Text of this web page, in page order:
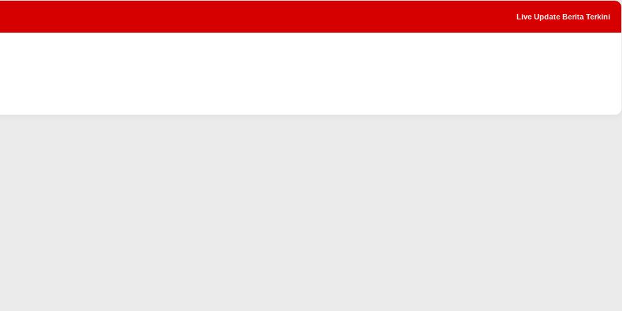
Live Update Berita Terkini